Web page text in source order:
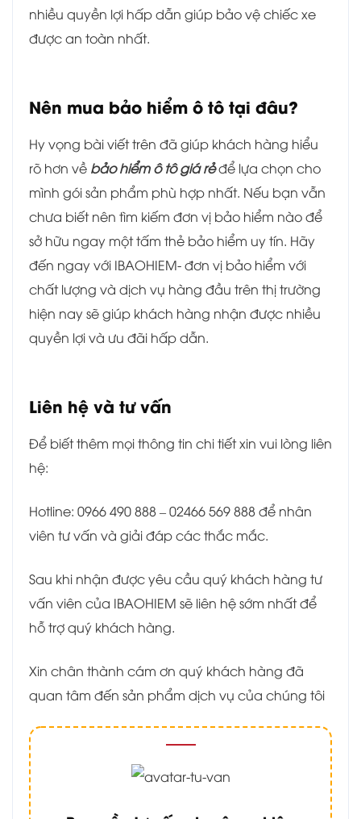
nhiều quyền lợi hấp dẫn giúp bảo vệ chiếc xe
được an toàn nhất.
Nên mua bảo hiểm ô tô tại đâu?
Hy vọng bài viết trên đã giúp khách hàng hiểu
rõ hơn về bảo hiểm ô tô giá rẻđể lựa chọn cho
mình gói sản phẩm phù hợp nhất. Nếu bạn vẫn
chưa biết nên tìm kiếm đơn vị bảo hiểm nào để
sở hữu ngay một tấm thẻ bảo hiểm uy tín. Hãy
đến ngay với IBAOHIEM- đơn vị bảo hiểm với
chất lượng và dịch vụ hàng đầu trên thị trường
hiện nay sẽ giúp khách hàng nhận được nhiều
quyền lợi và ưu đãi hấp dẫn.
Liên hệ và tư vấn
Để biết thêm mọi thông tin chi tiết xin vui lòng liên
hệ:
Hotline: 0966 490 888 – 02466 569 888 để nhân
viên tư vấn và giải đáp các thắc mắc.
Sau khi nhận được yêu cầu quý khách hàng tư
vấn viên của IBAOHIEM sẽ liên hệ sớm nhất để
hỗ trợ quý khách hàng.
Xin chân thành cám ơn quý khách hàng đã
quan tâm đến sản phẩm dịch vụ của chúng tôi